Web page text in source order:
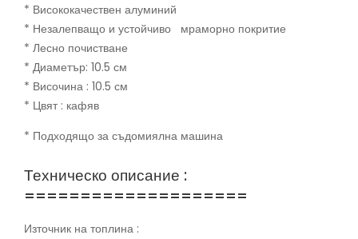
* Висококачествен алуминий
* Незалепващо и устойчиво мраморно покритие
* Лесно почистване
* Диаметър: 10.5 см
* Височина : 10.5 см
* Цвят : кафяв
* Подходящо за съдомиялна машина
Техническо описание :
====================
Източник на топлина :